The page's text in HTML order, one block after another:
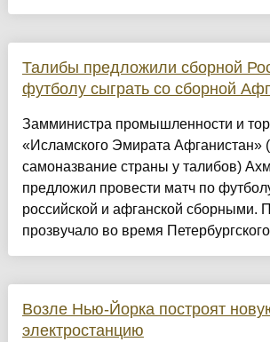
Талибы предложили сборной
футболу сыграть со сборной
Замминистра промышленности и
«Исламского Эмирата Афганистан»
самоназвание страны у талибов)
предложил провести матч по
российской и афганской сборными.
прозвучало во время
Возле Нью-Йорка построят
электростанцию